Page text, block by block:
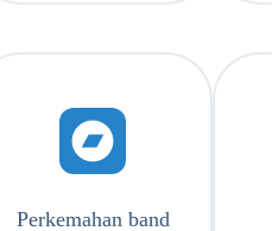
Perkemahan band